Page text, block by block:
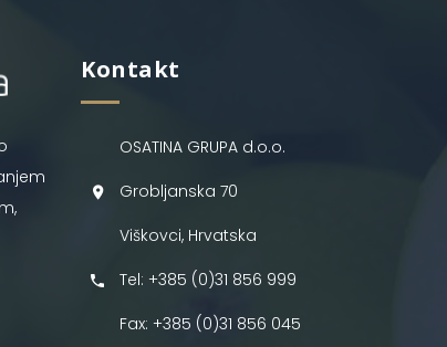
Kontakt
OSATINA GRUPA d.o.o.
Grobljanska 70
Viškovci, Hrvatska
Tel: +385 (0)31 856 999
Fax: +385 (0)31 856 045